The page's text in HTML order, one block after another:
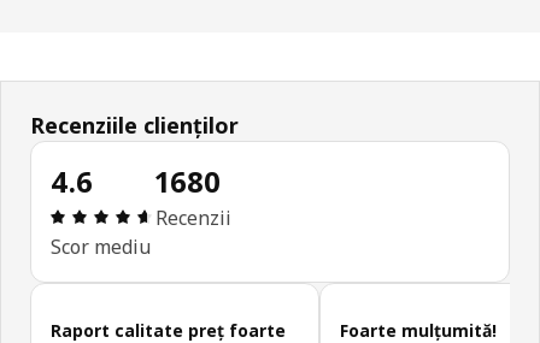
Recenziile clienților
4.6
Prezentare generală: 4.6 din 5 stele Total
Scor mediu
1680
Recenzii
Omite recenziile clienților
Raport calitate preț foarte
Foarte mulțumită!